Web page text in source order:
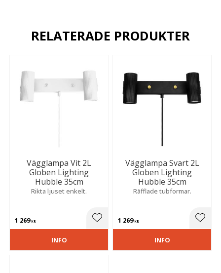
RELATERADE PRODUKTER
Vägglampa Vit 2L
Globen Lighting
Hubble 35cm
Rikta ljuset enkelt.
1 269KR Lägg till i favoriter
INFO
Vägglampa Svart 2L
Globen Lighting
Hubble 35cm
Räfflade tubformar.
1 269KR
INFO